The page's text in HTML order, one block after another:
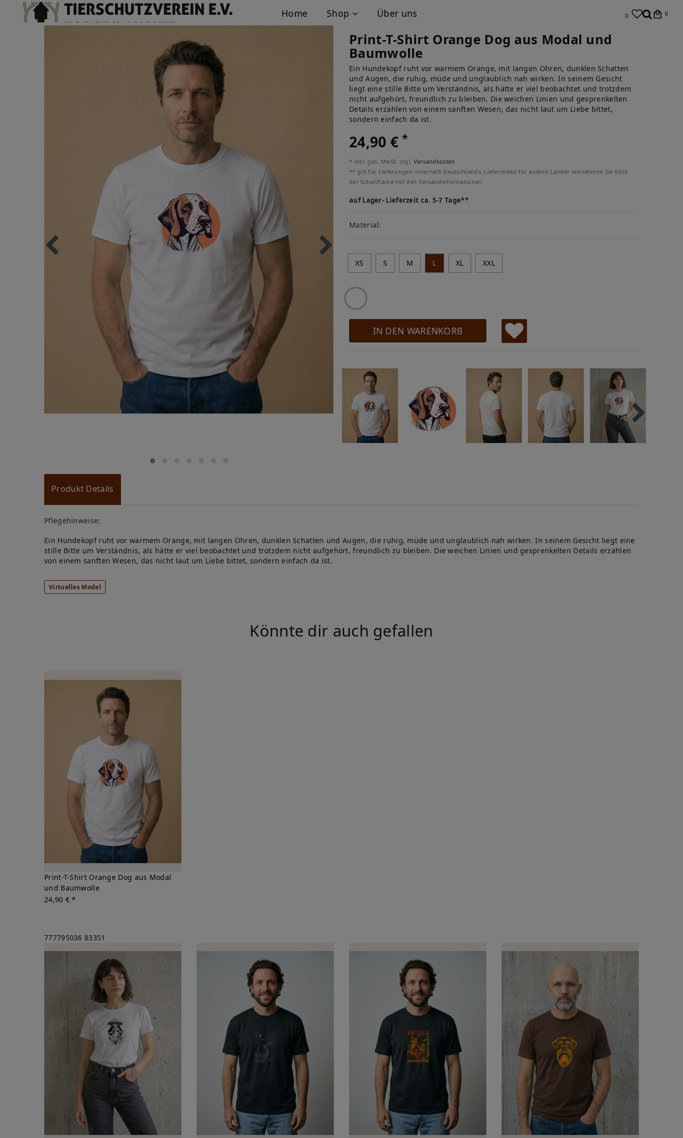
Home Shop Über uns 0 0
Print-T-Shirt Orange Dog aus Modal und
Baumwolle
Ein Hundekopf ruht vor warmem Orange, mit langen Ohren, dunklen Schatten
und Augen, die ruhig, müde und unglaublich nah wirken. In seinem Gesicht
liegt eine stille Bitte um Verständnis, als hätte er viel beobachtet und trotzdem
nicht aufgehört, freundlich zu bleiben. Die weichen Linien und gesprenkelten
Details erzählen von einem sanften Wesen, das nicht laut um Liebe bittet,
sondern einfach da ist.
24,90 €*
* inkl. ges. MwSt. zzgl. Versandkosten
** gilt für Lieferungen innerhalb Deutschlands, Lieferzeiten für andere Länder entnehmen Sie bitte
der Schaltfläche mit den Versandinformationen.
auf Lager- Lieferzeit ca. 5-7 Tage**
Material:
XS S M L XL XXL
IN DEN WARENKORB
W
u
lis
te
Produkt Details
Pflegehinweise:
Ein Hundekopf ruht vor warmem Orange, mit langen Ohren, dunklen Schatten und Augen, die ruhig, müde und unglaublich nah wirken. In seinem Gesicht liegt eine
stille Bitte um Verständnis, als hätte er viel beobachtet und trotzdem nicht aufgehört, freundlich zu bleiben. Die weichen Linien und gesprenkelten Details erzählen
von einem sanften Wesen, das nicht laut um Liebe bittet, sondern einfach da ist.
Virtuelles Model
Könnte dir auch gefallen
Print-T-Shirt Orange Dog aus Modal
und Baumwolle
24,90 € *
777795036 83351